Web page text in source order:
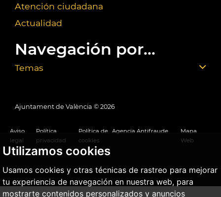
Utilizamos cookies
Usamos cookies y otras técnicas de rastreo para mejorar
tu experiencia de navegación en nuestra web, para
mostrarte contenidos personalizados y anuncios
Atención ciudadana
Actualidad
Navegación por...
Temas
Ajuntament de València © 2026
Aviso
legal
Política
privacidad
Política de
cookies
Agencia Antifraude
Mapa
Web